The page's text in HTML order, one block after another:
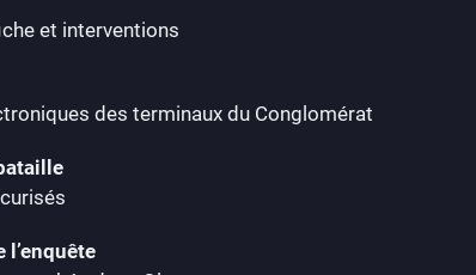
et interventions
des terminaux du Conglomérat
l’enquête